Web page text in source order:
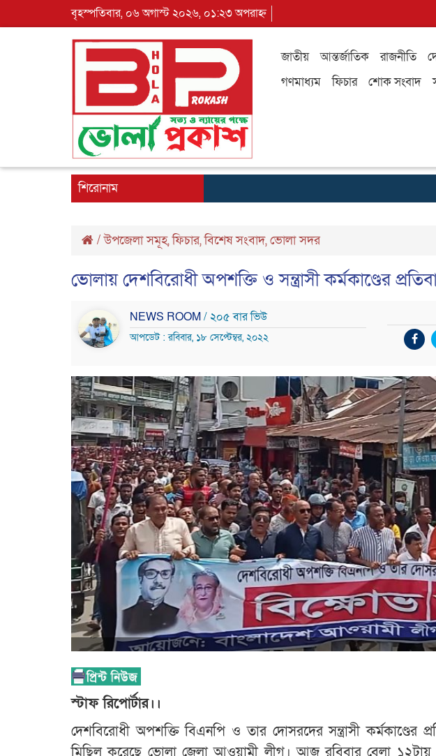
বৃহস্পতিবার, ০৬ অগাস্ট ২০২৬, ০১:২৩ অপরাহ্ন
জাতীয় আন্তর্জাতিক রাজনীতি
গণমাধ্যম
ফিচার শোক সংবাদ
শিরোনাম
/উপজেলা সমূহ,ফিচার,বিশেষ সংবাদ,ভোলা সদর
ভোলায় দেশবিরোধী অপশক্তি ও সন্ত্রাসী কর্মকাণ্ডের
NEWS ROOM/ ২০৫ বার ভিউ
আপডেট : রবিবার, ১৮ সেপ্টেম্বর, ২০২২
স্টাফ রিপোর্টার।।
দেশবিরোধী অপশক্তি বিএনপি ও তার দোসরদের সন্ত্রাসী কর্মকাণ্ডের